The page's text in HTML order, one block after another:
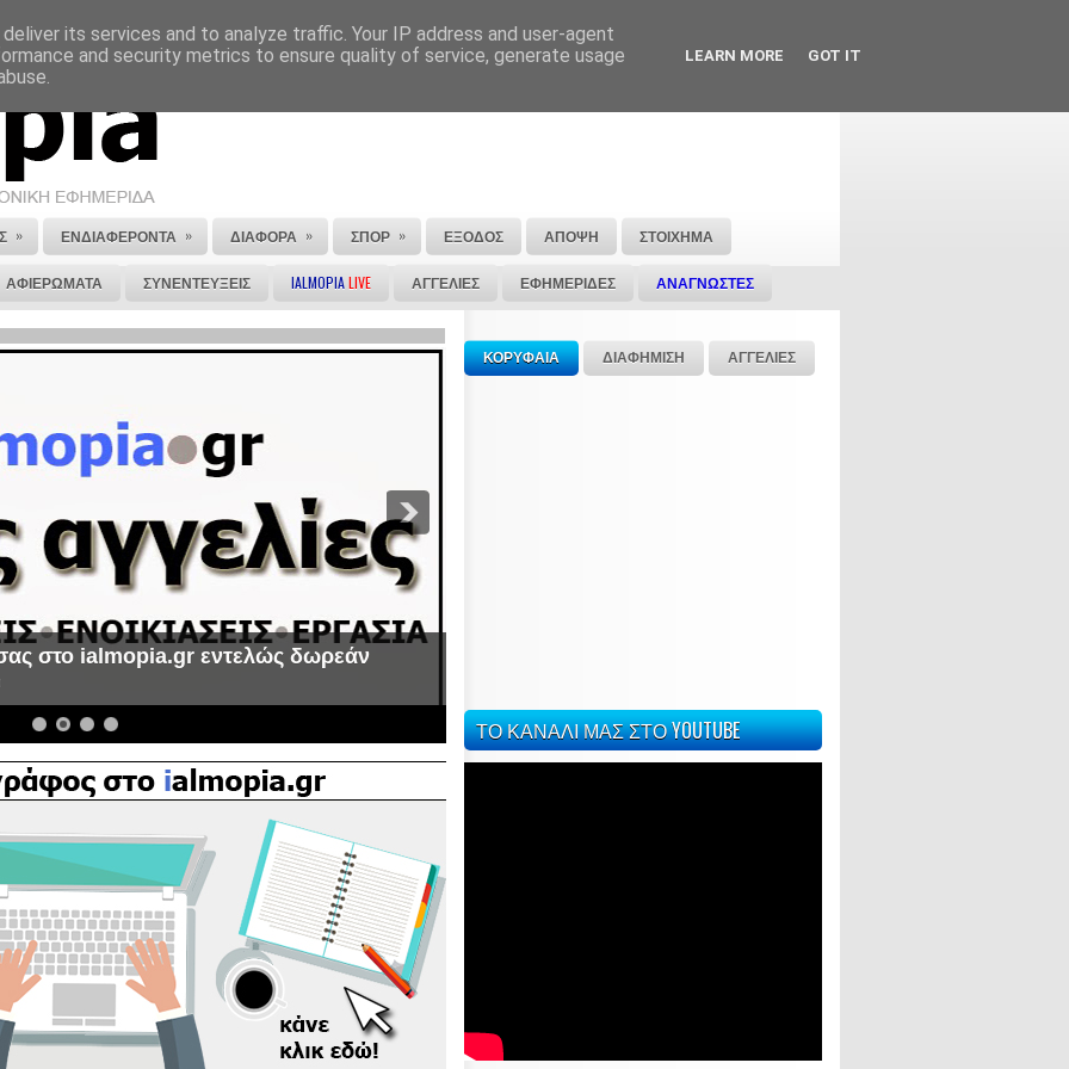
ΕΠΙΚΟΙΝΩΝΙΑ ΣΤΕΙΛΕ ΜΑΣ ΤΟ ΑΡΘΡΟ ΣΟΥ
» ΕΝΔΙΑΦΕΡΟΝΤΑ » ΔΙΑΦΟΡΑ » ΣΠΟΡ » ΕΞΟΔΟΣ ΑΠΟΨΗ ΣΤΟΙΧΗΜΑ
ΑΦΙΕΡΩΜΑΤΑ ΣΥΝΕΝΤΕΥΞΕΙΣ IALMOPIALIVE ΑΓΓΕΛΙΕΣ ΕΦΗΜΕΡΙΔΕΣ ΑΝΑΓΝΩΣΤΕΣ
στο ialmopia.gr εντελώς δωρεάν
ΚΟΡΥΦΑΙΑ ΔΙΑΦΗΜΙΣΗ ΑΓΓΕΛΙΕΣ
ΤΟ ΚΑΝΑΛΙ ΜΑΣ ΣΤΟ YOUTUBE
its services and to analyze traffic. Your IP address and user-agent
and security metrics to ensure quality of service, generate usage
LEARN MORE GOT IT